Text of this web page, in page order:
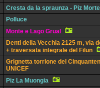
Cresta da la spraunza - Piz
Polluce
Monte e Lago Grual
Denti della Vecchia 2125 m, via
+ traversata integrale del Filun
Grignetta torrione del
UNICEF
Piz La Muongia